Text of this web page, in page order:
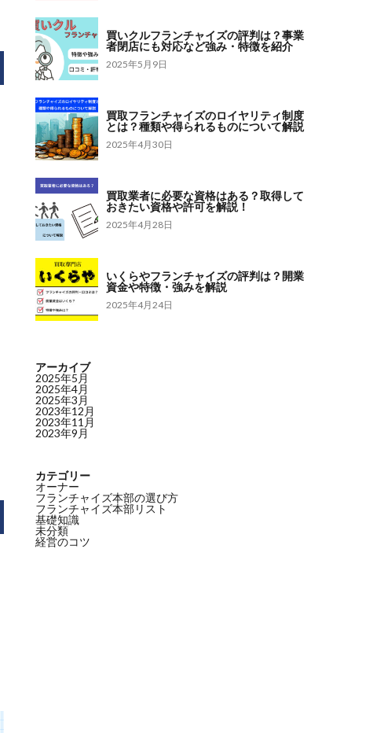
買いクルフランチャイズの評判は？事業
者閉店にも対応など強み・特徴を紹介
2025年5月9日
買取フランチャイズのロイヤリティ制度
とは？種類や得られるものについて解説
2025年4月30日
買取業者に必要な資格はある？取得して
おきたい資格や許可を解説！
2025年4月28日
いくらやフランチャイズの評判は？開業
資金や特徴・強みを解説
2025年4月24日
アーカイブ
2025年5月
2025年4月
2025年3月
2023年12月
2023年11月
2023年9月
カテゴリー
オーナー
フランチャイズ本部の選び方
フランチャイズ本部リスト
基礎知識
未分類
経営のコツ